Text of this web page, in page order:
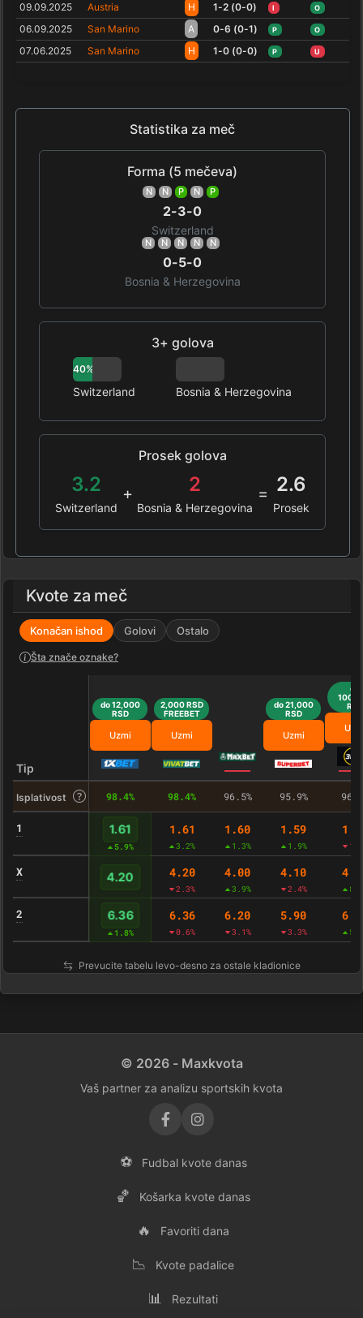
09.09.2025 Austria H 1-2 (0-0) I O
06.09.2025 San Marino A 0-6 (0-1) P O
07.06.2025 San Marino H 1-0 (0-0) P U
Statistika za meč
Forma (5 mečeva)
N N P N P
2-3-0
Switzerland
N N N N N
0-5-0
Bosnia & Herzegovina
3+ golova
40%
Switzerland Bosnia & Herzegovina
Prosek golova
3.2
Switzerland
+ 2
Bosnia & Herzegovina
= 2.6
Prosek
Kvote za meč
Konačan ishod Golovi Ostalo
Šta znače oznake?
Tip
do 12,000
RSD
Uzmi
2,000 RSD
FREEBET
Uzmi
do 21,000
RSD
Uzmi
do
RSD
Isplativost 98.4% 98.4% 96.5% 95.9%
1 1.61
5.9%
1.61
3.2%
1.60
1.3%
1.59
1.9%
X 4.20 4.20
2.3%
4.00
3.9%
4.10
2.4%
2 6.36
1.8%
6.36
0.6%
6.20
3.1%
5.90
3.3%
Prevucite tabelu levo-desno za ostale kladionice
© 2026 - Maxkvota
Vaš partner za analizu sportskih kvota
⚽ Fudbal kvote danas
🏀 Košarka kvote danas
🔥 Favoriti dana
📉 Kvote padalice
📊 Rezultati